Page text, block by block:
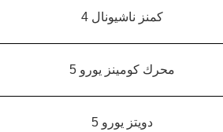
كمنز ناشيونال 4
محرك كومينز يورو 5
دويتز يورو 5